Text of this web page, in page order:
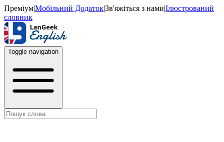
Преміум|Мобільний Додаток|Зв'яжіться з нами|Ілюстрований
словник
Toggle navigation